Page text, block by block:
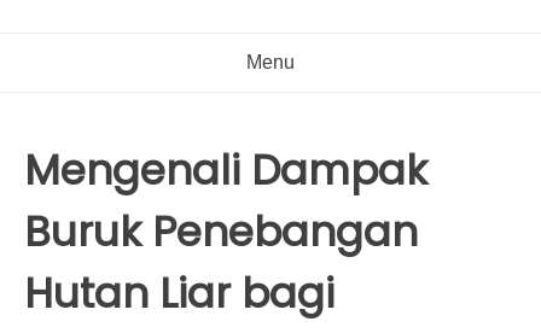
Menu
Mengenali Dampak
Buruk Penebangan
Hutan Liar bagi